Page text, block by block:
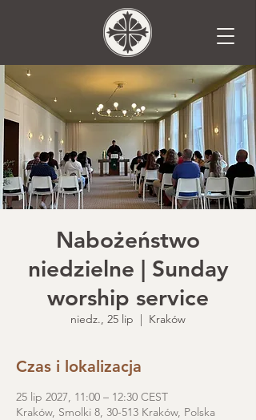
Nabożeństwo
niedzielne | Sunday
worship service
niedz., 25 lip
  |
Kraków
Czas i lokalizacja
25 lip 2027, 11:00 – 12:30 CEST
Kraków, Smolki 8, 30-513 Kraków, Polska